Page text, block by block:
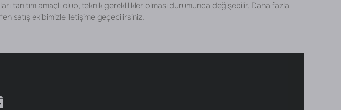
tanıtım amaçlı olup, teknik gereklilikler olması durumunda değişebilir. Daha fazla
satış ekibimizle iletişime geçebilirsiniz.